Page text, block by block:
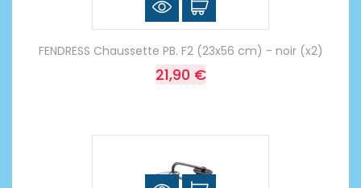
FENDRESS Chaussette PB. F2 (23x56 cm) - noir (x2)
21,90 €